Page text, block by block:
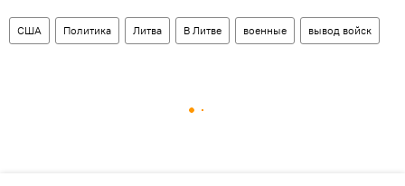
США Политика Литва В Литве военные вывод войск